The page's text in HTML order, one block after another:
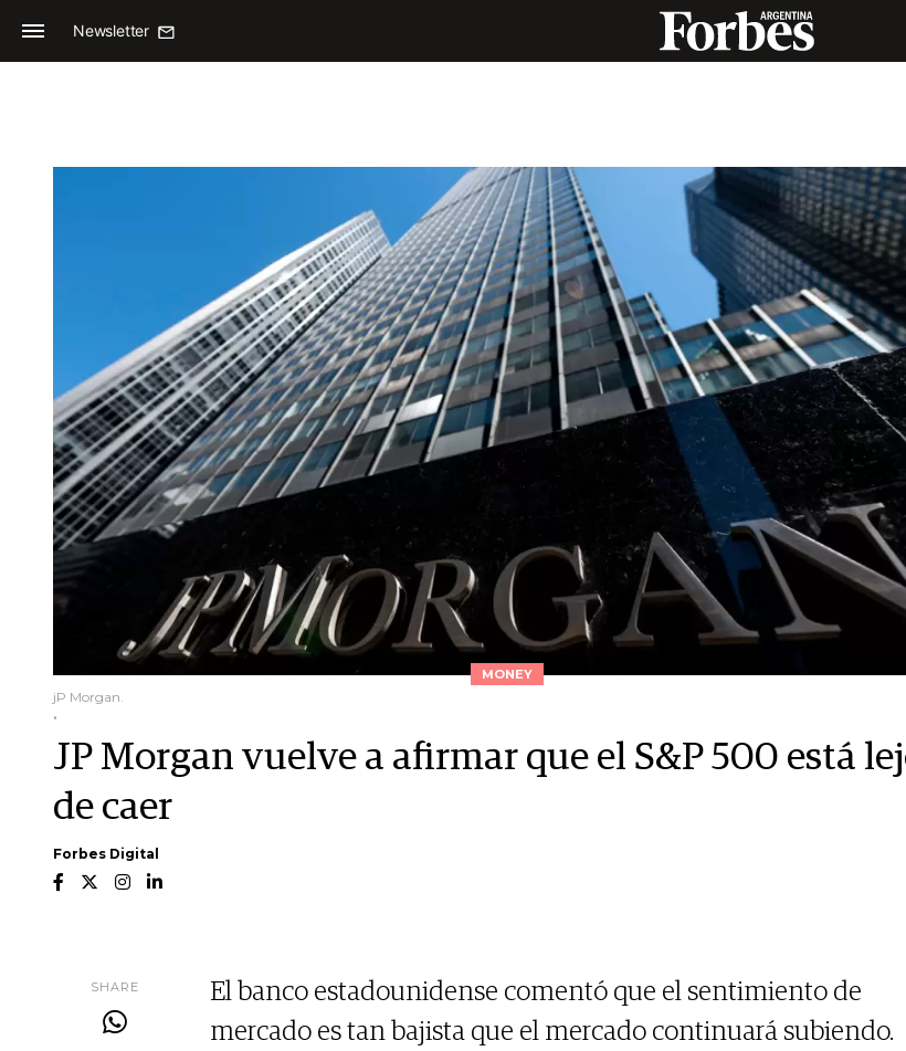
Newsletter
MONEY
jP Morgan.
.
JP Morgan vuelve a afirmar que el S&P 500 está
de caer
Forbes Digital
SHARE
El banco estadounidense comentó que el sentimiento de
mercado es tan bajista que el mercado continuará subiendo.